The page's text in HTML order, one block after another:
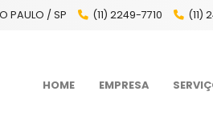
PAULO / SP (11) 2249-7710 (11)
HOME EMPRESA